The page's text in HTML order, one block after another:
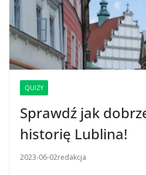
QUIZY
Sprawdź jak
historię Lublina!
2023-06-02redakcja